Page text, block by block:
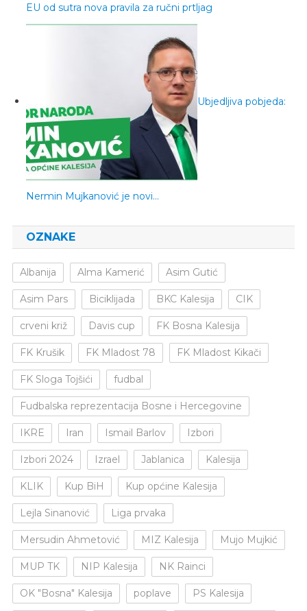
EU od sutra nova pravila za ručni prtljag
Ubjedljiva pobjeda:
Nermin Mujkanović je novi…
OZNAKE
Albanija Alma Kamerić Asim Gutić
Asim Pars Biciklijada BKC Kalesija CIK
crveni križ Davis cup FK Bosna Kalesija
FK Krušik FK Mladost 78 FK Mladost Kikači
FK Sloga Tojšići fudbal
Fudbalska reprezentacija Bosne i Hercegovine
IKRE Iran Ismail Barlov Izbori
Izbori 2024 Izrael Jablanica Kalesija
KLIK Kup BiH Kup općine Kalesija
Lejla Sinanović Liga prvaka
Mersudin Ahmetović MIZ Kalesija Mujo Mujkić
MUP TK NIP Kalesija NK Rainci
OK "Bosna" Kalesija poplave PS Kalesija